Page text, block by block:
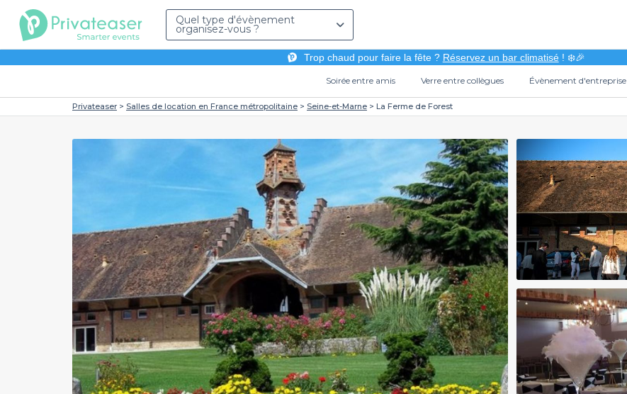
Quel type d'évènement
organisez-vous ?
Trop chaud pour faire la fête ? Réservez un bar climatisé! ❄️🎉
Soirée entre amis Verre entre collègues Évènement d'entreprise
Privateaser Salles de location en France métropolitaine Seine-et-Marne La Ferme de Forest